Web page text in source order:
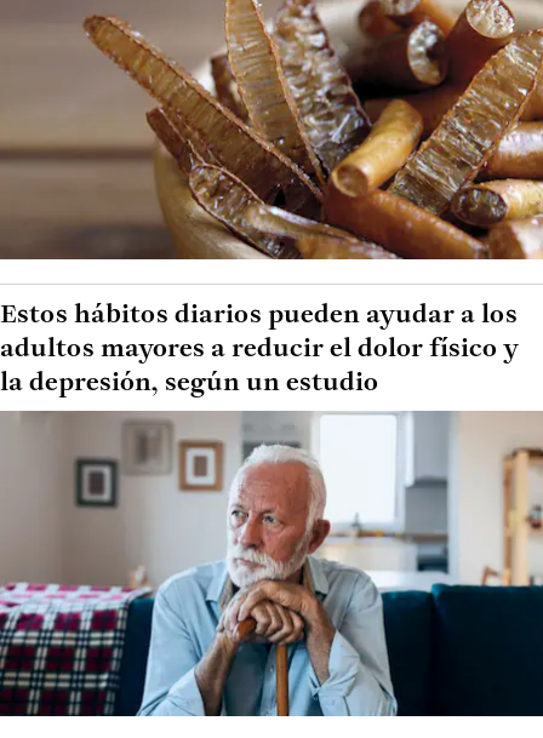
Estos hábitos diarios pueden ayudar a los
adultos mayores a reducir el dolor físico y
la depresión, según un estudio